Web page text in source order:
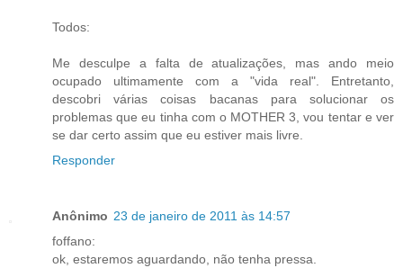
Todos:
Me desculpe a falta de atualizações, mas ando meio
ocupado ultimamente com a "vida real". Entretanto,
descobri várias coisas bacanas para solucionar os
problemas que eu tinha com o MOTHER 3, vou tentar e ver
se dar certo assim que eu estiver mais livre.
Responder
Anônimo 23 de janeiro de 2011 às 14:57
foffano:
ok, estaremos aguardando, não tenha pressa.